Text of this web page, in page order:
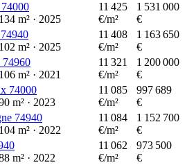
74000
134 m² · 2025
11 425
€/m²
1 531 000
€
102 m² · 2025
11 408
€/m²
1 163 650
€
74960
106 m² · 2021
11 321
€/m²
1 200 000
€
74000
m² · 2023
11 085
€/m²
997 689
€
74940
104 m² · 2022
11 084
€/m²
1 152 700
€
m² · 2022
11 062
€/m²
973 500
€